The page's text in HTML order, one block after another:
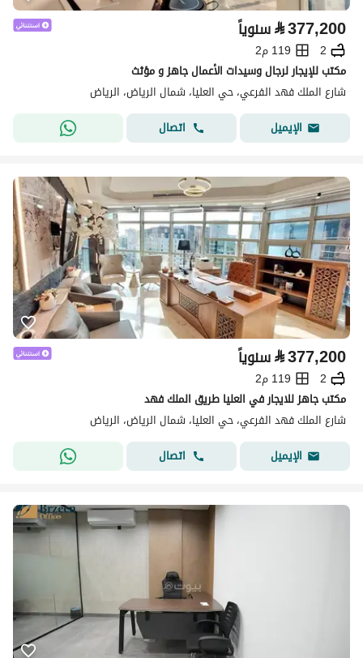
⃁377,200 سنوياً
2
119 م2
مكتب للإيجار لرجال وسيدات الأعمال جاهز و مؤثث
شارع الملك فهد الفرعي، حي العليا، شمال الرياض، الرياض
الإيميل
اتصال
⃁377,200 سنوياً
2
119 م2
مكتب جاهز للايجار في العليا طريق الملك فهد
شارع الملك فهد الفرعي، حي العليا، شمال الرياض، الرياض
الإيميل
اتصال